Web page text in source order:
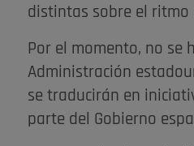
distintas sobre el ritmo
Por el momento, no se
Administración
se traducirán en
parte del Gobierno